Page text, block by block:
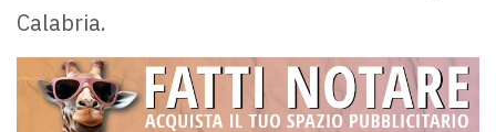
Calabria.